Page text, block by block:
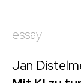
essay
Jan